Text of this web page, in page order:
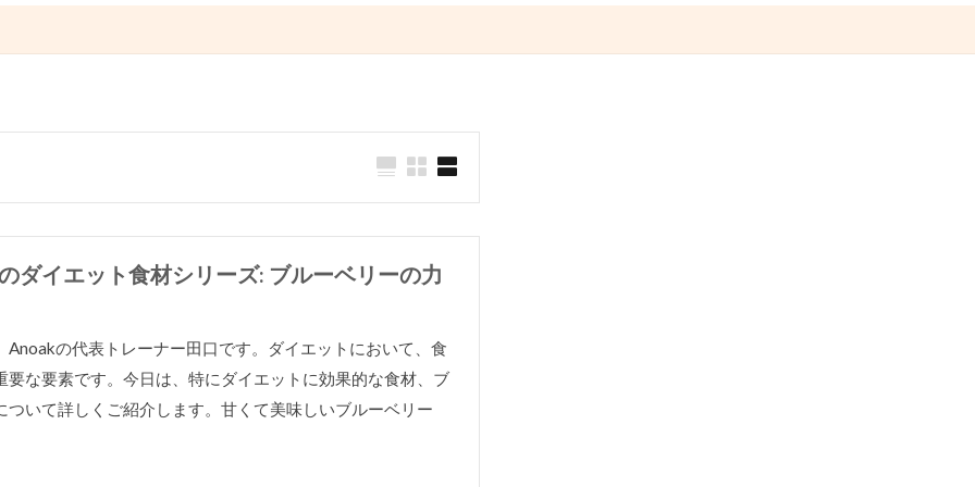
ダイエット食材シリーズ: ブルーベリーの力
Anoakの代表トレーナー田口です。ダイエットにおいて、食
要な要素です。今日は、特にダイエットに効果的な食材、ブ
ついて詳しくご紹介します。甘くて美味しいブルーベリー